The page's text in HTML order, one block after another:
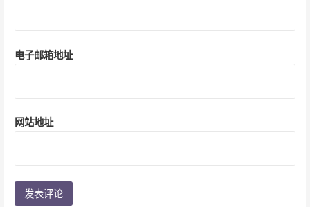
电子邮箱地址
网站地址